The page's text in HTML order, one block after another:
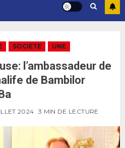
SOCIETE UNE
l’ambassadeur de
de Bambilor
2024 3 MIN DE LECTURE